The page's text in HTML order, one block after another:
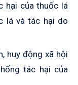
hại của thuốc lá
lá và tác hại do
huy động xã hội
tác hại của